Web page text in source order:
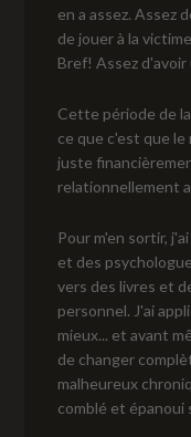
en a assez. Assez
de jouer à la
Bref! Assez
Cette période de
ce que c'est que
juste
relationnellement
Pour m'en sortir,
et des
vers des livres et
personnel. J'ai
mieux... et avant
de changer
malheureux
comblé et épanoui